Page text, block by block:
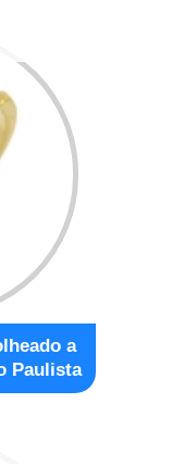
a
Paulista